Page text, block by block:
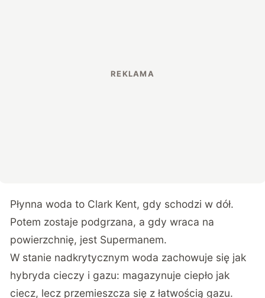
Płynna woda to Clark Kent, gdy schodzi w dół.
Potem zostaje podgrzana, a gdy wraca na
powierzchnię, jest Supermanem.
W stanie nadkrytycznym woda zachowuje się jak
hybryda cieczy i gazu: magazynuje ciepło jak
ciecz, lecz przemieszcza się z łatwością gazu.